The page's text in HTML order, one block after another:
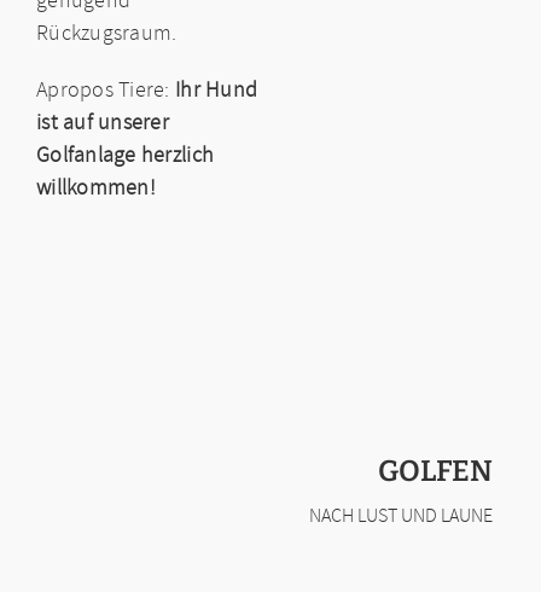
Rückzugsraum.
Apropos Tiere: Ihr Hund
ist auf unserer
Golfanlage herzlich
willkommen!
GOLFEN
NACH LUST UND LAUNE